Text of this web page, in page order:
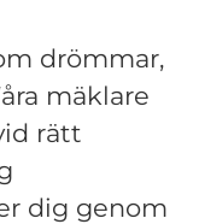
drömmar,
mäklare
rätt
dig genom